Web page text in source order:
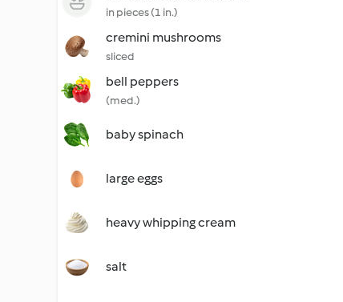
in pieces (1 in.)
cremini mushrooms
sliced
bell peppers
(med.)
baby spinach
large eggs
heavy whipping cream
salt